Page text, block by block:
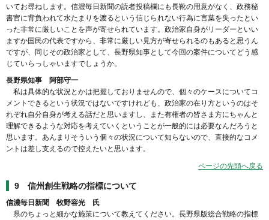
いてお尋ねします。信濃毎日新聞の読者投稿欄にも長靴の用意がなく、政務秘
書官に背負われて水たまりを渡るという信じられない行為に言葉を失ったとい
った非常に厳しいことを声が寄せられています。政治家自身がリーダーといい
ますか国民の代表ですから、非常に厳しい見方が寄せられるのもあると思うん
ですが、同じその政治家として、長野県知事として今回の案件についてどう感
じていらっしゃいますでしょうか。
長野県知事 阿部守一
私は具体的な状況とかは把握しておりませんので、個々のケースについてコ
メントできるという状況ではないですけれども、政治家の在り方というのはそ
れぞれ自分自身が考える話だと思いますし、また有権者の皆さま方にちゃんと
理解できるような対応を考えていくということが一般的には必要なんだろうと
思います。あんまりそういう個々の状況について知らないので、直接的なコメ
ントは差し支えるので控えたいと思います。
ページの先頭へ戻る
9 信州創生戦略の指標について
信濃毎日新聞 牧野容光 氏
県のちょっと細かな施策について教えてください。長野県版総合戦略の指標